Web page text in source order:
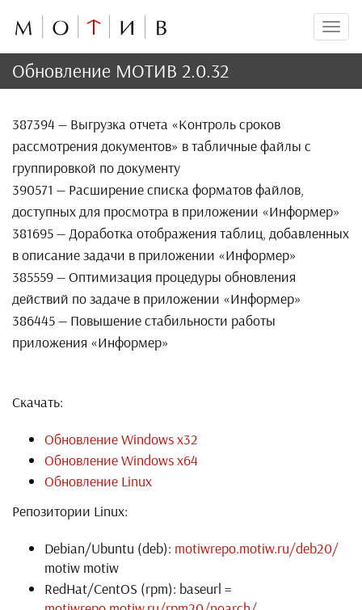
Обновление МОТИВ 2.0.32
387394 — Выгрузка отчета «Контроль сроков
рассмотрения документов» в табличные файлы с
группировкой по документу
390571 — Расширение списка форматов файлов,
доступных для просмотра в приложении «Информер»
381695 — Доработка отображения таблиц, добавленных
в описание задачи в приложении «Информер»
385559 — Оптимизация процедуры обновления
действий по задаче в приложении «Информер»
386445 — Повышение стабильности работы
приложения «Информер»
Скачать:
Обновление Windows x32
Обновление Windows x64
Обновление Linux
Репозитории Linux:
Debian/Ubuntu (deb): motiwrepo.motiw.ru/deb20/
motiw motiw
RedHat/CentOS (rpm): baseurl =